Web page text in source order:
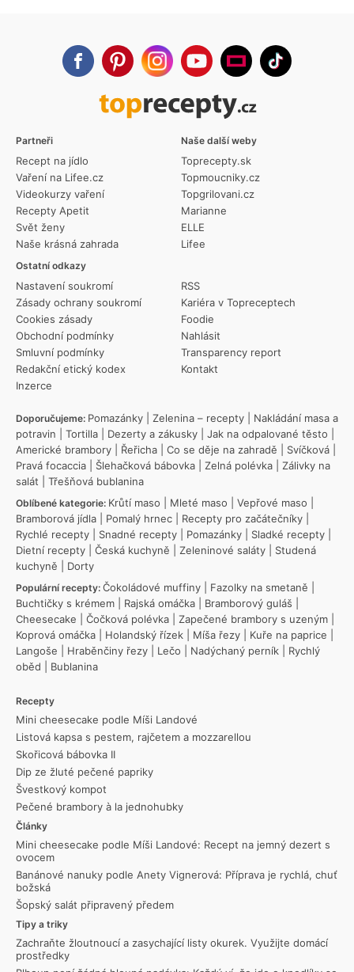
Partneři
Recept na jídlo
Vaření na Lifee.cz
Videokurzy vaření
Recepty Apetit
Svět ženy
Naše krásná zahrada
Ostatní odkazy
Nastavení soukromí
Zásady ochrany soukromí
Cookies zásady
Obchodní podmínky
Smluvní podmínky
Redakční etický kodex
Inzerce
RSS
Kariéra v Topreceptech
Foodie
Nahlásit
Transparency report
Kontakt
Naše další weby
Toprecepty.sk
Topmoucniky.cz
Topgrilovani.cz
Marianne
ELLE
Lifee
Doporučujeme: Pomazánky Zelenina – recepty
Nakládání masa a
potravin
Tortilla Dezerty a zákusky Jak na odpalované těsto
Americké brambory
Řeřicha Co se děje na zahradě Svíčková
Pravá focaccia
Šlehačková bábovka Zelná polévka
Zálivky na
salát
Třešňová bublanina
Oblíbené kategorie: Krůtí maso Mleté maso Vepřové maso
Bramborová jídla
Pomalý hrnec Recepty pro začátečníky
Rychlé recepty
Snadné recepty Pomazánky Sladké recepty
Dietní recepty
Česká kuchyně Zeleninové saláty
Studená
kuchyně
Dorty
Populární recepty: Čokoládové muffiny Fazolky na smetaně
Buchtičky s krémem
Rajská omáčka Bramborový guláš
Cheesecake
Čočková polévka Zapečené brambory s uzeným
Koprová omáčka
Holandský řízek Míša řezy Kuře na paprice
Langoše
Hraběnčiny řezy Lečo Nadýchaný perník
Rychlý
oběd
Bublanina
Recepty
Mini cheesecake podle Míši Landové
Listová kapsa s pestem, rajčetem a mozzarellou
Skořicová bábovka II
Dip ze žluté pečené papriky
Švestkový kompot
Pečené brambory à la jednohubky
Články
Mini cheesecake podle Míši Landové: Recept na jemný dezert s
ovocem
Banánové nanuky podle Anety Vignerová: Příprava je rychlá, chuť
božská
Šopský salát připravený předem
Tipy a triky
Zachraňte žloutnoucí a zasychající listy okurek. Využijte domácí
prostředky